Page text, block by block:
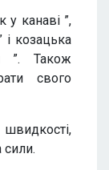
у канаві ”,
козацька
”. Також
свого
швидкості,
сили.